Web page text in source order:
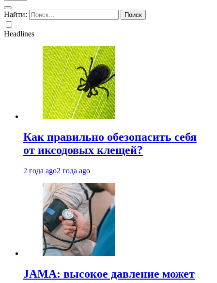
Найти:
Headlines
Как правильно обезопасить себя
от иксодовых клещей?
2 года ago2 года ago
JAMA: высокое давление может